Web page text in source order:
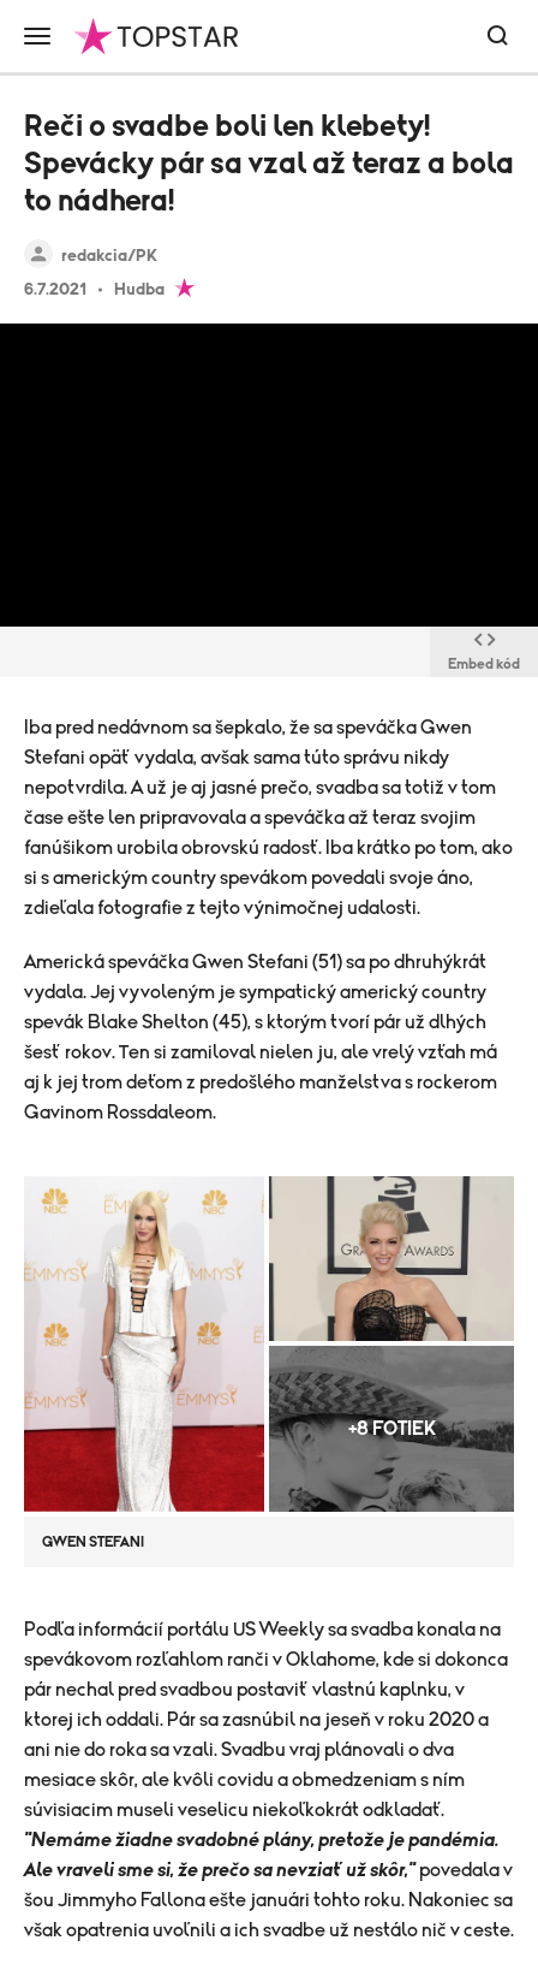
redakcia/PK
6.7.2021
Hudba
Reči o svadbe boli len klebety!
Spevácky pár sa vzal až teraz a bola
to nádhera!
Embed kód
Iba pred nedávnom sa šepkalo, že sa speváčka Gwen
Stefani opäť vydala, avšak sama túto správu nikdy
nepotvrdila. A už je aj jasné prečo, svadba sa totiž v tom
čase ešte len pripravovala a speváčka až teraz svojim
fanúšikom urobila obrovskú radosť. Iba krátko po tom, ako
si s americkým country spevákom povedali svoje áno,
zdieľala fotografie z tejto výnimočnej udalosti.
Americká speváčka Gwen Stefani (51) sa po dhruhýkrát
vydala. Jej vyvoleným je sympatický americký country
spevák Blake Shelton (45), s ktorým tvorí pár už dlhých
šesť rokov. Ten si zamiloval nielen ju, ale vrelý vzťah má
aj k jej trom deťom z predošlého manželstva s rockerom
Gavinom Rossdaleom.
+8 FOTIEK
GWEN STEFANI
Podľa informácií portálu US Weekly sa svadba konala na
spevákovom rozľahlom ranči v Oklahome, kde si dokonca
pár nechal pred svadbou postaviť vlastnú kaplnku, v
ktorej ich oddali. Pár sa zasnúbil na jeseň v roku 2020 a
ani nie do roka sa vzali. Svadbu vraj plánovali o dva
mesiace skôr, ale kvôli covidu a obmedzeniam s ním
súvisiacim museli veselicu niekoľkokrát odkladať.
"Nemáme žiadne svadobné plány, pretože je pandémia.
Ale vraveli sme si, že prečo sa nevziať už skôr," povedala v
šou Jimmyho Fallona ešte januári tohto roku. Nakoniec sa
však opatrenia uvoľnili a ich svadbe už nestálo nič v ceste.